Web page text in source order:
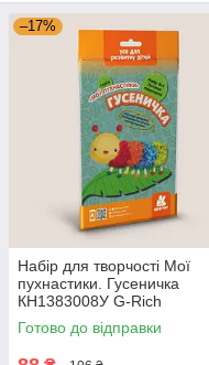
–17%
Набір для творчості Мої
пухнастики. Гусеничка
КН1383008У G-Rich
Готово до відправки